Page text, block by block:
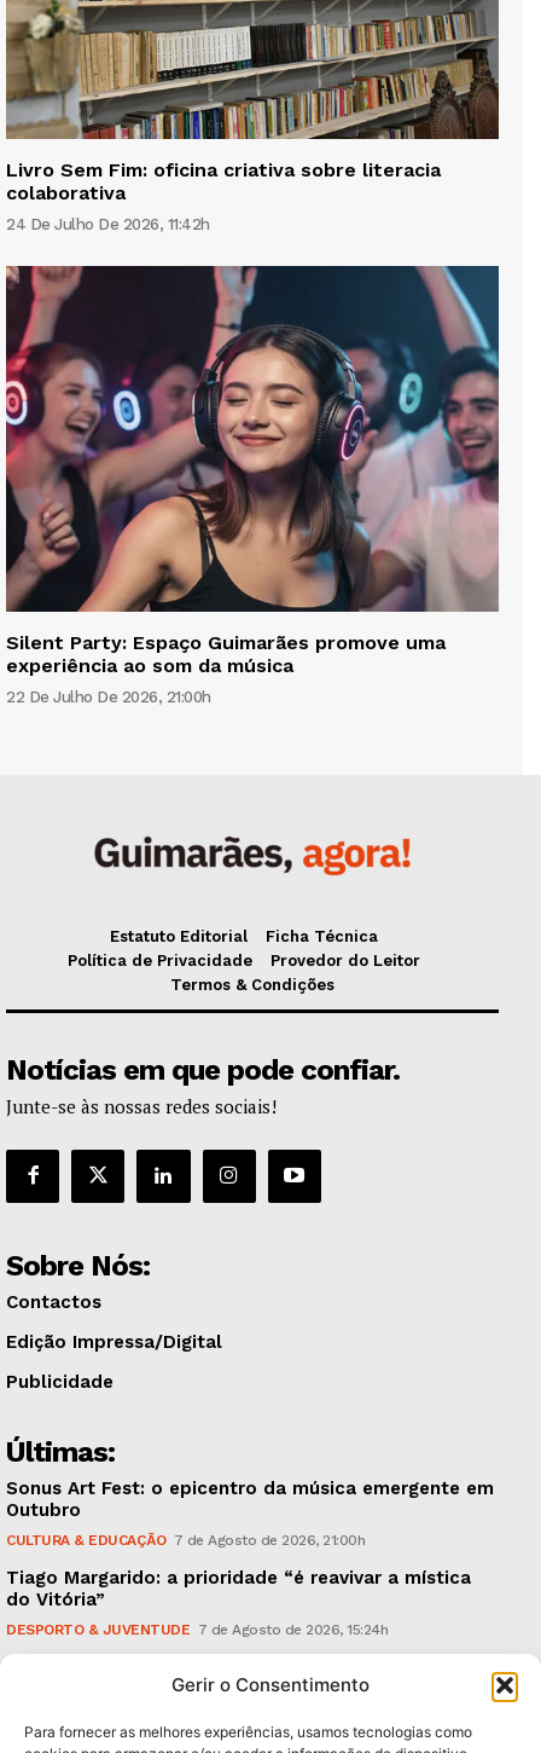
Gerir o Consentimento
Para fornecer as melhores experiências, usamos tecnologias como
Livro Sem Fim: oficina criativa sobre literacia
colaborativa
24 De Julho De 2026, 11:42h
Silent Party: Espaço Guimarães promove uma
experiência ao som da música
22 De Julho De 2026, 21:00h
Estatuto Editorial
Ficha Técnica
Política de Privacidade
Provedor do Leitor
Termos & Condições
Notícias em que pode confiar.
Junte-se às nossas redes sociais!
Sobre Nós:
Contactos
Edição Impressa/Digital
Publicidade
Últimas:
Sonus Art Fest: o epicentro da música emergente em
Outubro
CULTURA & EDUCAÇÃO 7 de Agosto de 2026, 21:00h
Tiago Margarido: a prioridade “é reavivar a mística
do Vitória”
DESPORTO & JUVENTUDE 7 de Agosto de 2026, 15:24h
caudais e antecipa situações de risco